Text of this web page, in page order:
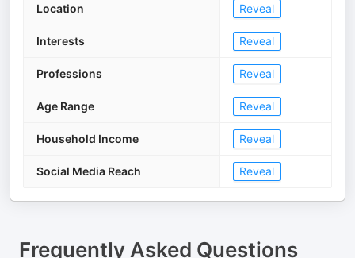
Location Reveal
Interests Reveal
Professions Reveal
Age Range Reveal
Household Income Reveal
Social Media Reach Reveal
Frequently Asked Questions